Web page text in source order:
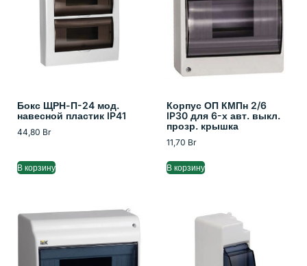
Бокс ЩРН-П-24 мод.
навесной пластик IP41
44,80 Br
В корзину
Корпус ОП КМПн 2/6
IP30 для 6-х авт. выкл.
прозр. крышка
11,70 Br
В корзину